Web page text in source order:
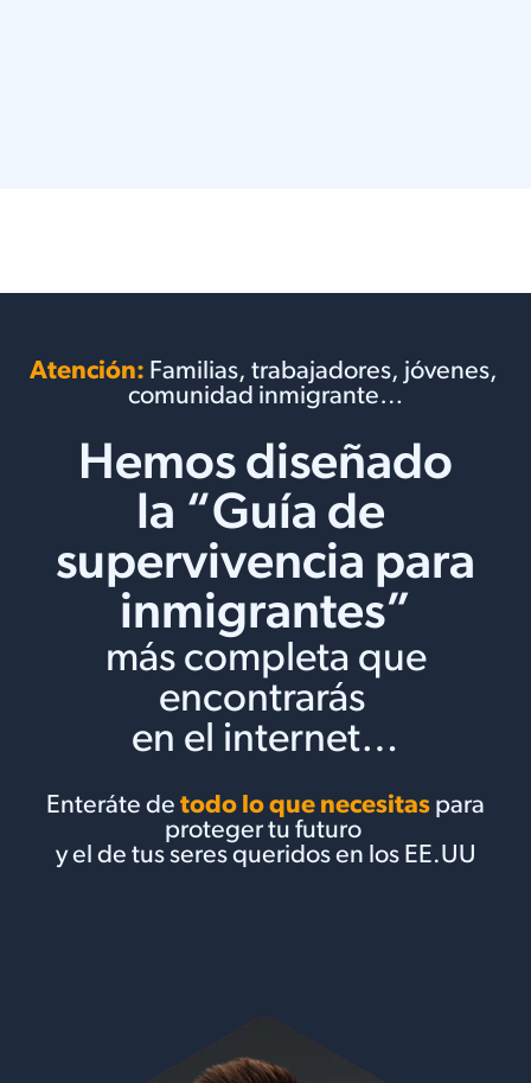
Atención: Familias, trabajadores, jóvenes,
comunidad inmigrante…
Hemos diseñado
la “Guía de
supervivencia para
inmigrantes”
más completa que
encontrarás
en el internet…
Enteráte de todo lo que necesitas para
proteger tu futuro
y el de tus seres queridos en los EE.UU